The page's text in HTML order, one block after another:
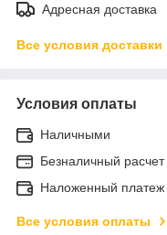
Адресная доставка
Все условия доставки
Условия оплаты
Наличными
Безналичный расчет
Наложенный платеж
Все условия оплаты